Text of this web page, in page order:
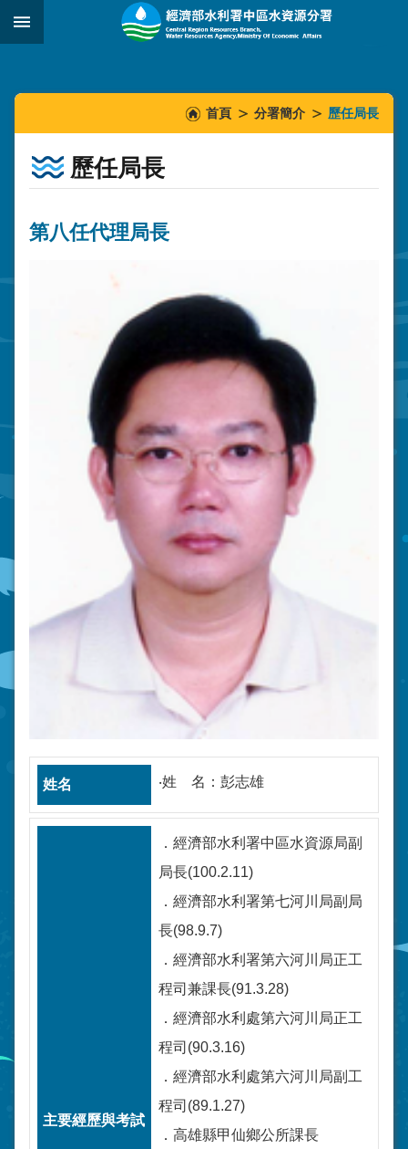
跳到主要內容區塊
::::::
首頁 分署簡介 歷任局長
歷任局長
第八任代理局長
‧姓 名：彭志雄
．經濟部水利署中區水資源局副
局長(100.2.11)
．經濟部水利署第七河川局副局
長(98.9.7)
．經濟部水利署第六河川局正工
程司兼課長(91.3.28)
．經濟部水利處第六河川局正工
程司(90.3.16)
．經濟部水利處第六河川局副工
程司(89.1.27)
．高雄縣甲仙鄉公所課長